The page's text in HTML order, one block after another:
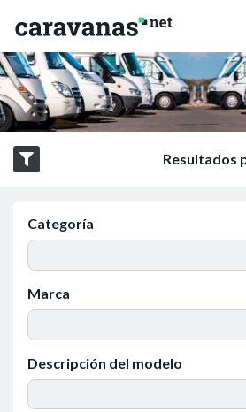
Resultados
Categoría
Marca
Descripción del modelo